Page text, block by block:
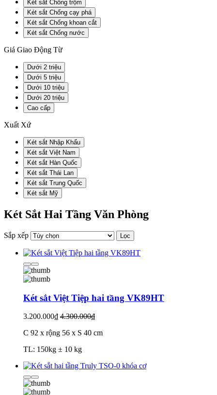
Két sắt Chống trộm
Két sắt Chống cạy phá
Két sắt Chống khoan cắt
Két sắt Chống nước
Giá Giao Động Từ
Dưới 2 triệu
Dưới 5 triệu
Dưới 10 triệu
Dưới 20 triệu
Cao cấp
Xuất Xứ
Két sắt Nhập Khẩu
Két sắt Việt Nam
Két sắt Hàn Quốc
Két sắt Thái Lan
Két sắt Trung Quốc
Két sắt Mỹ
Két Sắt Hai Tầng Văn Phòng
Sắp xếp Lọc
Két sắt Việt Tiệp hai tầng VK89HT
3.200.000₫ 4.300.000₫
C 92 x rộng 56 x S 40 cm
TL: 150kg ± 10 kg